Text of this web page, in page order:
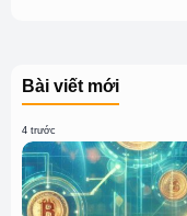
Bài viết mới
4 trước